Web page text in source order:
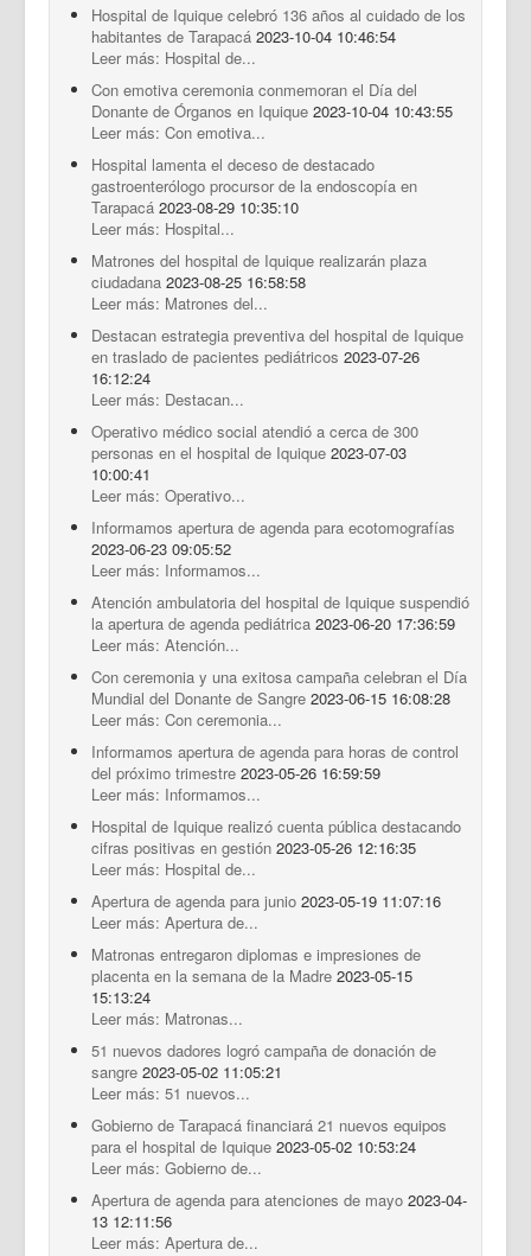
Hospital de Iquique celebró 136 años al cuidado de los
habitantes de Tarapacá 2023-10-04 10:46:54
Leer más: Hospital de...
Con emotiva ceremonia conmemoran el Día del
Donante de Órganos en Iquique 2023-10-04 10:43:55
Leer más: Con emotiva...
Hospital lamenta el deceso de destacado
gastroenterólogo procursor de la endoscopía en
Tarapacá 2023-08-29 10:35:10
Leer más: Hospital...
Matrones del hospital de Iquique realizarán plaza
ciudadana 2023-08-25 16:58:58
Leer más: Matrones del...
Destacan estrategia preventiva del hospital de Iquique
en traslado de pacientes pediátricos 2023-07-26
16:12:24
Leer más: Destacan...
Operativo médico social atendió a cerca de 300
personas en el hospital de Iquique 2023-07-03
10:00:41
Leer más: Operativo...
Informamos apertura de agenda para ecotomografías
2023-06-23 09:05:52
Leer más: Informamos...
Atención ambulatoria del hospital de Iquique suspendió
la apertura de agenda pediátrica 2023-06-20 17:36:59
Leer más: Atención...
Con ceremonia y una exitosa campaña celebran el Día
Mundial del Donante de Sangre 2023-06-15 16:08:28
Leer más: Con ceremonia...
Informamos apertura de agenda para horas de control
del próximo trimestre 2023-05-26 16:59:59
Leer más: Informamos...
Hospital de Iquique realizó cuenta pública destacando
cifras positivas en gestión 2023-05-26 12:16:35
Leer más: Hospital de...
Apertura de agenda para junio 2023-05-19 11:07:16
Leer más: Apertura de...
Matronas entregaron diplomas e impresiones de
placenta en la semana de la Madre 2023-05-15
15:13:24
Leer más: Matronas...
51 nuevos dadores logró campaña de donación de
sangre 2023-05-02 11:05:21
Leer más: 51 nuevos...
Gobierno de Tarapacá financiará 21 nuevos equipos
para el hospital de Iquique 2023-05-02 10:53:24
Leer más: Gobierno de...
Apertura de agenda para atenciones de mayo 2023-04-
13 12:11:56
Leer más: Apertura de...